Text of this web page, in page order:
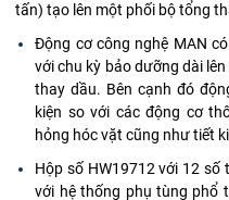
tấn) tạo lên một phối bộ tổng
Động cơ công nghệ MAN
với chu kỳ bảo dưỡng dài
thay dầu. Bên cạnh đó
kiện so với các động cơ
hỏng hóc vặt cũng như tiết
Hộp số HW19712 với 12 số
với hệ thống phụ tùng phổ